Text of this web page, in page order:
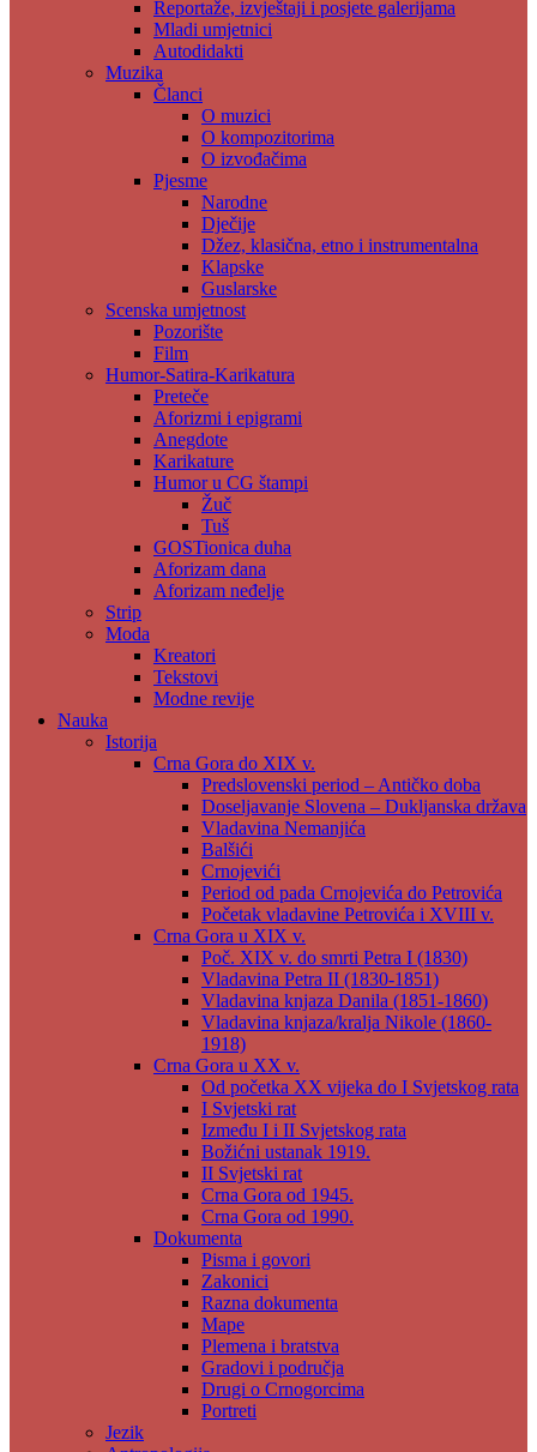
Reportaže, izvještaji i posjete galerijama
Mladi umjetnici
Autodidakti
Muzika
Članci
O muzici
O kompozitorima
O izvođačima
Pjesme
Narodne
Dječije
Džez, klasična, etno i instrumentalna
Klapske
Guslarske
Scenska umjetnost
Pozorište
Film
Humor-Satira-Karikatura
Preteče
Aforizmi i epigrami
Anegdote
Karikature
Humor u CG štampi
Žuč
Tuš
GOSTionica duha
Aforizam dana
Aforizam neđelje
Strip
Moda
Kreatori
Tekstovi
Modne revije
Nauka
Istorija
Crna Gora do XIX v.
Predslovenski period – Antičko doba
Doseljavanje Slovena – Dukljanska država
Vladavina Nemanjića
Balšići
Crnojevići
Period od pada Crnojevića do Petrovića
Početak vladavine Petrovića i XVIII v.
Crna Gora u XIX v.
Poč. XIX v. do smrti Petra I (1830)
Vladavina Petra II (1830-1851)
Vladavina knjaza Danila (1851-1860)
Vladavina knjaza/kralja Nikole (1860-
1918)
Crna Gora u XX v.
Od početka XX vijeka do I Svjetskog rata
I Svjetski rat
Između I i II Svjetskog rata
Božićni ustanak 1919.
II Svjetski rat
Crna Gora od 1945.
Crna Gora od 1990.
Dokumenta
Pisma i govori
Zakonici
Razna dokumenta
Mape
Plemena i bratstva
Gradovi i područja
Drugi o Crnogorcima
Portreti
Jezik